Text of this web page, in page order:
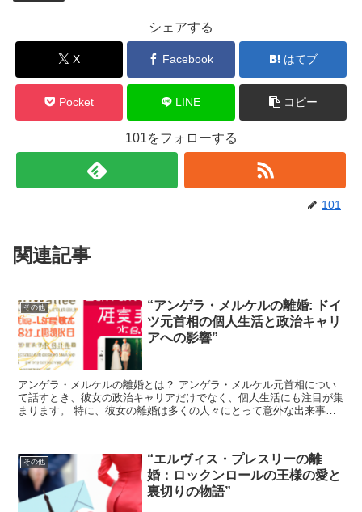
シェアする
X Facebook はてブ
Pocket LINE コピー
101をフォローする
101
関連記事
その他
“アンゲラ・メルケルの離婚: ドイ
ツ元首相の個人生活と政治キャリ
アへの影響”
アンゲラ・メルケルの離婚とは？ アンゲラ・メルケル元首相につい
て話すとき、彼女の政治キャリアだけでなく、個人生活にも注目が集
まります。 特に、彼女の離婚は多くの人々にとって意外な出来事で
その他
“エルヴィス・プレスリーの離
婚：ロックンロールの王様の愛と
裏切りの物語”